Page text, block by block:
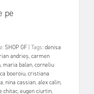
pe
SHOP GF | Tags:denisa
andrieș,carmen
,maria balan,corneliu
boeroiu,cristiana
,nina cassian,alex calin,
chitac,eugen ciurtin,